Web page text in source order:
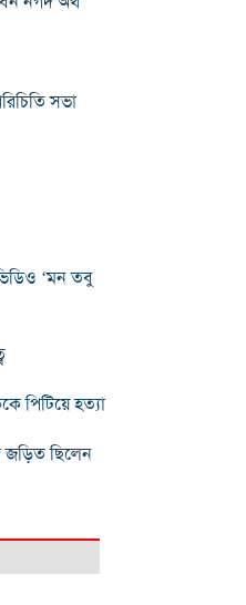
সভা
‘মন তবু
পিটিয়ে হত্যা
জড়িত ছিলেন